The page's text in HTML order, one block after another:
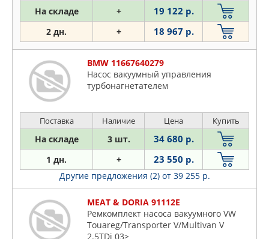
На складе + 19 122 р.
2 дн. + 18 967 р.
BMW 11667640279
Насос вакуумный управления
турбонагнетателем
Поставка Наличие Цена Купить
На складе 3 шт. 34 680 р.
1 дн. + 23 550 р.
Другие предложения (2) от 39 255 р.
MEAT & DORIA 91112E
Ремкомплект насоса вакуумного VW
Touareg/Transporter V/Multivan V
2.5TDi 03>